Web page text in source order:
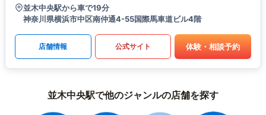
並木中央駅から車で19分
神奈川県横浜市中区南仲通4-55国際馬車道ビル4階
店舗情報 公式サイト 体験・相談予約
並木中央駅で他のジャンルの店舗を探す